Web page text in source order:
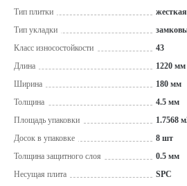
Тип плитки
жесткая
Тип укладки
Класс износостойкости
43
Длина
1220 мм
Ширина
180 мм
Толщина
4.5 мм
Площадь упаковки
1.7568
Досок в упаковке
8 шт
Толщина защитного слоя
0.5 мм
Несущая плита
SPC